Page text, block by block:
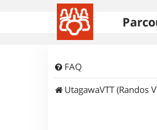
FAQ
UtagawaVTT (Randos